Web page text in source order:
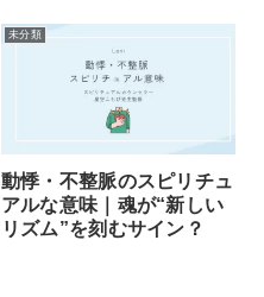
未分類
動悸・不整脈のスピリチュ
アルな意味｜魂が“新しい
リズム”を刻むサイン？